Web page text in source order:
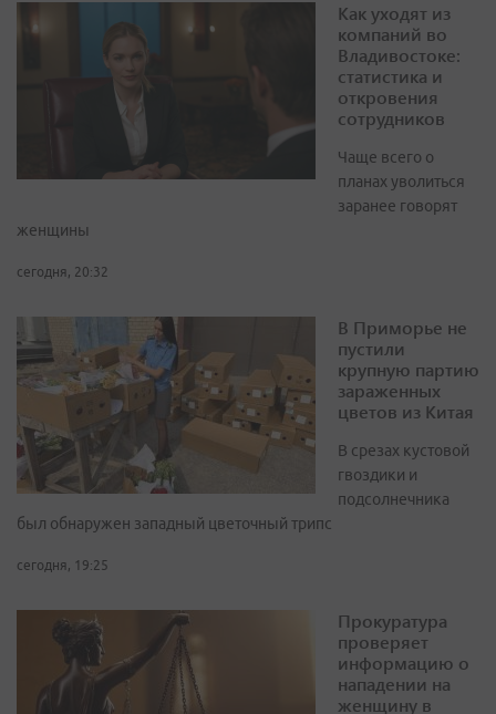
Как уходят из
компаний во
Владивостоке:
статистика и
откровения
сотрудников
Чаще всего о
планах уволиться
заранее говорят
женщины
сегодня, 20:32
В Приморье не
пустили
крупную партию
зараженных
цветов из Китая
В срезах кустовой
гвоздики и
подсолнечника
был обнаружен западный цветочный трипс
сегодня, 19:25
Прокуратура
проверяет
информацию о
нападении на
женщину в